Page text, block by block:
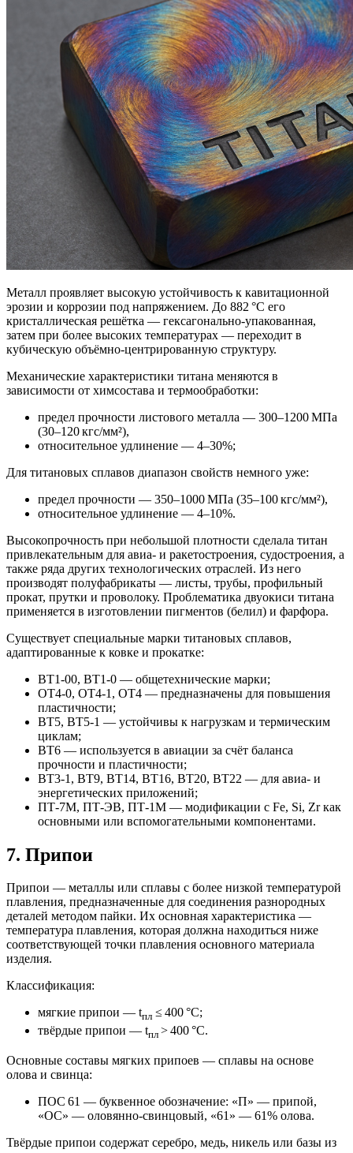
Металл проявляет высокую устойчивость к кавитационной
эрозии и коррозии под напряжением. До 882 °C его
кристаллическая решётка — гексагонально‑упакованная,
затем при более высоких температурах — переходит в
кубическую объёмно‑центрированную структуру.
Механические характеристики титана меняются в
зависимости от химсостава и термообработки:
предел прочности листового металла — 300–1200 МПа
(30–120 кгс/мм²),
относительное удлинение — 4–30%;
Для титановых сплавов диапазон свойств немного уже:
предел прочности — 350–1000 МПа (35–100 кгс/мм²),
относительное удлинение — 4–10%.
Высокопрочность при небольшой плотности сделала титан
привлекательным для авиа‑ и ракетостроения, судостроения, а
также ряда других технологических отраслей. Из него
производят полуфабрикаты — листы, трубы, профильный
прокат, прутки и проволоку. Проблематика двуокиси титана
применяется в изготовлении пигментов (белил) и фарфора.
Существует специальные марки титановых сплавов,
адаптированные к ковке и прокатке:
ВТ1‑00, ВТ1‑0 — общетехнические марки;
ОТ4‑0, ОТ4‑1, ОТ4 — предназначены для повышения
пластичности;
ВТ5, ВТ5‑1 — устойчивы к нагрузкам и термическим
циклам;
ВТ6 — используется в авиации за счёт баланса
прочности и пластичности;
ВТ3‑1, ВТ9, ВТ14, ВТ16, ВТ20, ВТ22 — для авиа- и
энергетических приложений;
ПТ‑7М, ПТ‑ЭВ, ПТ‑1М — модификации с Fe, Si, Zr как
основными или вспомогательными компонентами.
7. Припои
Припои — металлы или сплавы с более низкой температурой
плавления, предназначенные для соединения разнородных
деталей методом пайки. Их основная характеристика —
температура плавления, которая должна находиться ниже
соответствующей точки плавления основного материала
изделия.
Классификация:
мягкие припои — tпл ≤ 400 °C;
твёрдые припои — tпл > 400 °C.
Основные составы мягких припоев — сплавы на основе
олова и свинца:
ПОС 61 — буквенное обозначение: «П» — припой,
«ОС» — оловянно‑свинцовый, «61» — 61% олова.
Твёрдые припои содержат серебро, медь, никель или базы из